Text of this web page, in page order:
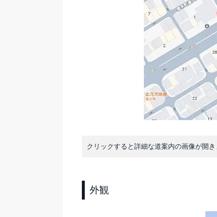
クリックすると詳細な道案内の画像が開き
外観